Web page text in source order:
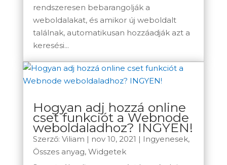
rendszeresen bebarangolják a
weboldalakat, és amikor új weboldalt
találnak, automatikusan hozzáadják azt a
keresési...
Hogyan adj hozzá online
cset funkciót a Webnode
weboldaladhoz? INGYEN!
Szerző: Viliam | nov 10, 2021 | Ingyenesek,
Összes anyag, Widgetek